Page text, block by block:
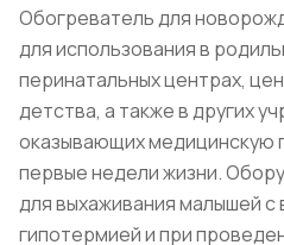
Обогреватель для
для использования в
перинатальных центрах,
детства, а также в других
оказывающих медицинскую
первые недели жизни.
для выхаживания малышей с
гипотермией и при